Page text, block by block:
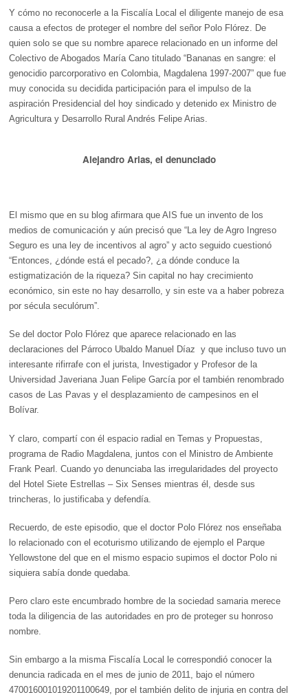
Y cómo no reconocerle a la Fiscalía Local el diligente manejo de esa
causa a efectos de proteger el nombre del señor Polo Flórez. De
quien solo se que su nombre aparece relacionado en un informe del
Colectivo de Abogados María Cano titulado “Bananas en sangre: el
genocidio parcorporativo en Colombia, Magdalena 1997-2007” que fue
muy conocida su decidida participación para el impulso de la
aspiración Presidencial del hoy sindicado y detenido ex Ministro de
Agricultura y Desarrollo Rural Andrés Felipe Arias.
Alejandro Arias, el denunciado
El mismo que en su blog afirmara que AIS fue un invento de los
medios de comunicación y aún precisó que “La ley de Agro Ingreso
Seguro es una ley de incentivos al agro” y acto seguido cuestionó
“Entonces, ¿dónde está el pecado?, ¿a dónde conduce la
estigmatización de la riqueza? Sin capital no hay crecimiento
económico, sin este no hay desarrollo, y sin este va a haber pobreza
por sécula seculórum”.
Se del doctor Polo Flórez que aparece relacionado en las
declaraciones del Párroco Ubaldo Manuel Díaz y que incluso tuvo un
interesante rifirrafe con el jurista, Investigador y Profesor de la
Universidad Javeriana Juan Felipe García por el también renombrado
casos de Las Pavas y el desplazamiento de campesinos en el
Bolívar.
Y claro, compartí con él espacio radial en Temas y Propuestas,
programa de Radio Magdalena, juntos con el Ministro de Ambiente
Frank Pearl. Cuando yo denunciaba las irregularidades del proyecto
del Hotel Siete Estrellas – Six Senses mientras él, desde sus
trincheras, lo justificaba y defendía.
Recuerdo, de este episodio, que el doctor Polo Flórez nos enseñaba
lo relacionado con el ecoturismo utilizando de ejemplo el Parque
Yellowstone del que en el mismo espacio supimos el doctor Polo ni
siquiera sabía donde quedaba.
Pero claro este encumbrado hombre de la sociedad samaria merece
toda la diligencia de las autoridades en pro de proteger su honroso
nombre.
Sin embargo a la misma Fiscalía Local le correspondió conocer la
denuncia radicada en el mes de junio de 2011, bajo el número
470016001019201100649, por el también delito de injuria en contra del